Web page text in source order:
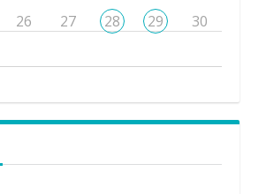
26 27 28 29
30